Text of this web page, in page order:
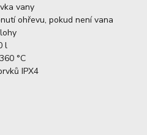
vany
ohřevu, pokud není vana
l
°C
IPX4